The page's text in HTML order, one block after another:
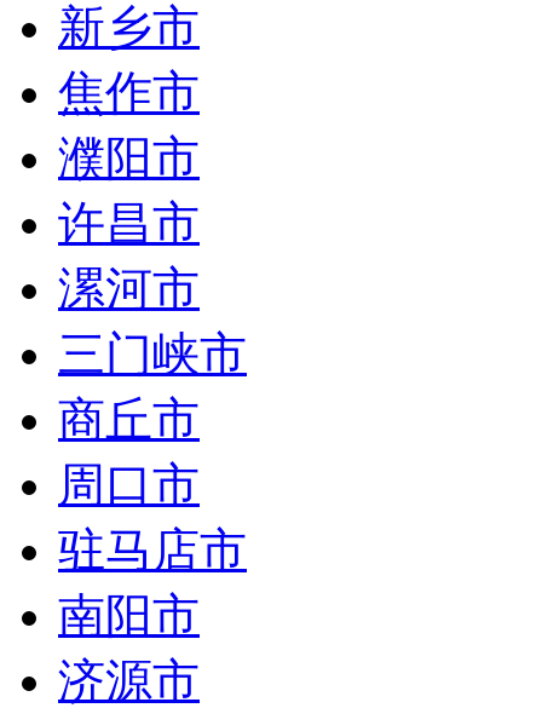
新乡市
焦作市
濮阳市
许昌市
漯河市
三门峡市
商丘市
周口市
驻马店市
南阳市
济源市